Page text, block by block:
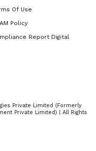
ತೊಡಗಿಸಿಕೊಂಡಾಗ
ವಿದ್ಯಾರ್ಥಿಗಳಿಗೆ ಶುಭ
ಮಾತುಗಳೊಂದಿಗೆ
ನಾಟಕ ಅಕಾಡೆಮಿ
ದೇಶಾದ್ಯಂತ
ನಡೆಸಲು
Of Use
Policy
Report Digital
Private Limited (Formerly
Private Limited) | All Rights